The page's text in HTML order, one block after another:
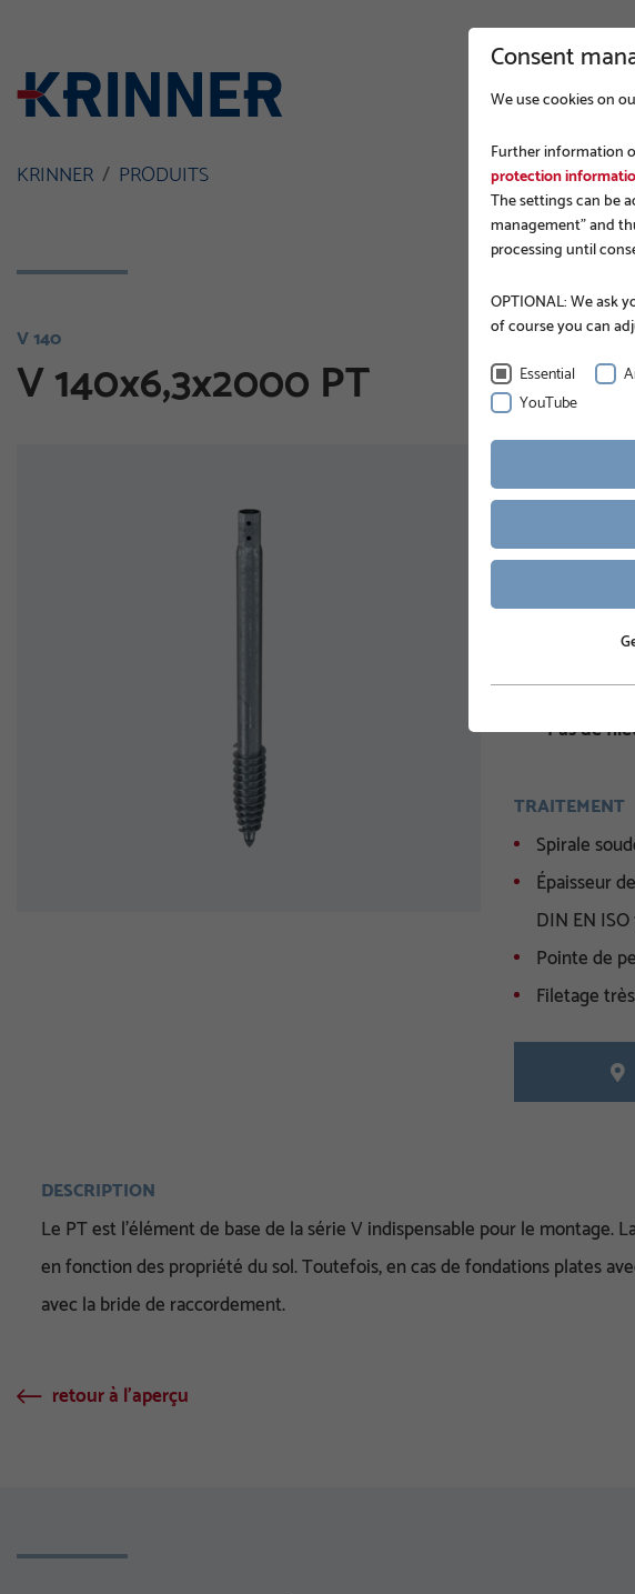
KRINNER PRODUITS
V 140
V 140x6,3x2000 PT
Poids
Numéro
Hauteur
Pas de
TRAITEMENT
Spirale
Épaisseur
DIN EN ISO
Pointe de
Filetage
DESCRIPTION
Le PT est l’élément de base de la série V indispensable pour le
en fonction des propriété du sol. Toutefois, en cas de fondations plates
avec la bride de raccordement.
retour à l'aperçu
Consent
We use cookies on
Further information
protection
The settings can be
management" and
processing until
OPTIONAL: We ask
of course you can
Essential
YouTube